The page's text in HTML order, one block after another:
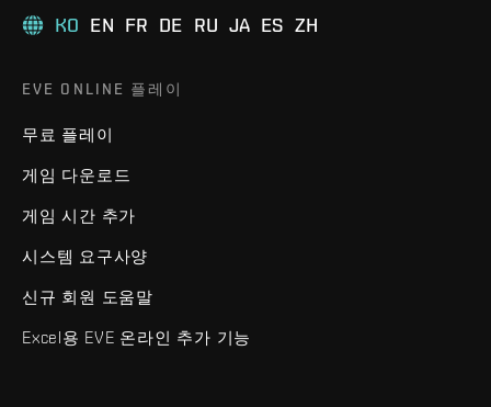
KO EN FR DE RU JA ES ZH
EVE ONLINE 플레이
무료 플레이
게임 다운로드
게임 시간 추가
시스템 요구사양
신규 회원 도움말
Excel용 EVE 온라인 추가 기능